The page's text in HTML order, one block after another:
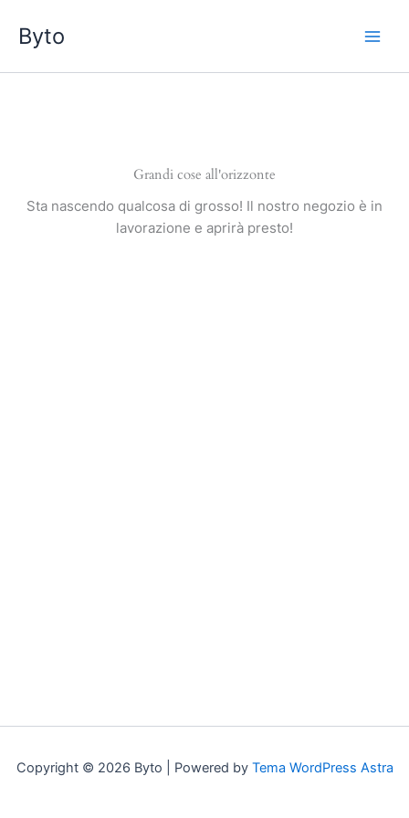
contenuto
Byto
Grandi cose all'orizzonte
Sta nascendo qualcosa di grosso! Il nostro negozio è in
lavorazione e aprirà presto!
Copyright © 2026 Byto | Powered by Tema WordPress Astra